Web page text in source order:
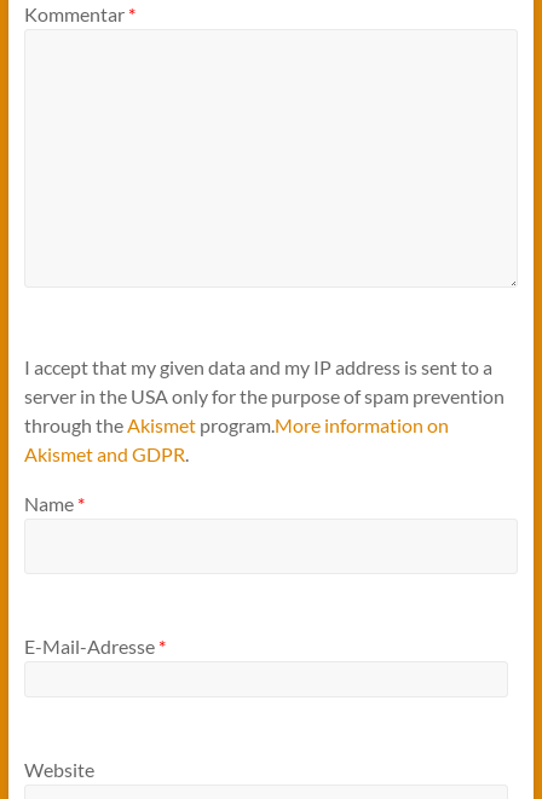
Kommentar *
I accept that my given data and my IP address is sent to a
server in the USA only for the purpose of spam prevention
through the Akismetprogram. More information on
Akismet and GDPR
Name *
E-Mail-Adresse *
Website